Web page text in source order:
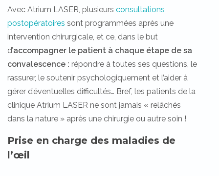
Avec Atrium LASER, plusieurs consultations
postopératoires sont programmées après une
intervention chirurgicale, et ce, dans le but
d’accompagner le patient à chaque étape de sa
convalescence : répondre à toutes ses questions, le
rassurer, le soutenir psychologiquement et l’aider à
gérer d’éventuelles difficultés… Bref, les patients de la
clinique Atrium LASER ne sont jamais « relâchés
dans la nature » après une chirurgie ou autre soin !
Prise en charge des maladies de
l’œil